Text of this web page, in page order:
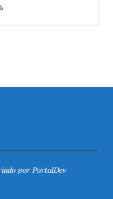
por PortalDev